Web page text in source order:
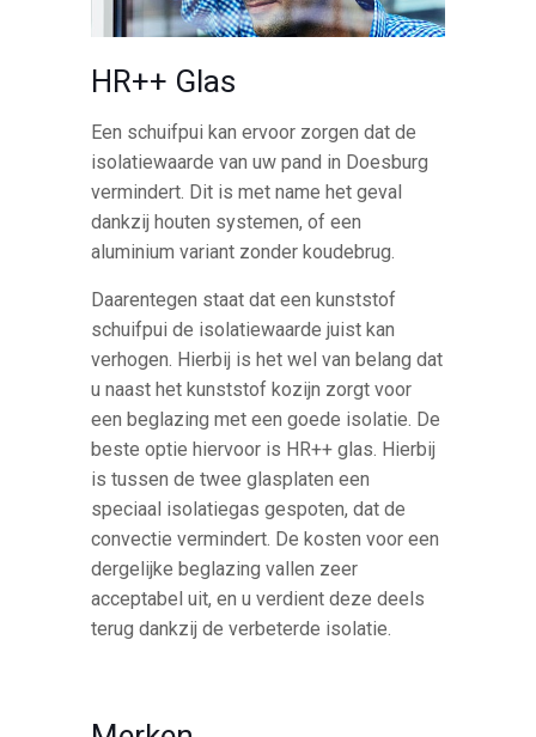
HR++ Glas
Een schuifpui kan ervoor zorgen dat de
isolatiewaarde van uw pand in Doesburg
vermindert. Dit is met name het geval
dankzij houten systemen, of een
aluminium variant zonder koudebrug.
Daarentegen staat dat een kunststof
schuifpui de isolatiewaarde juist kan
verhogen. Hierbij is het wel van belang dat
u naast het kunststof kozijn zorgt voor
een beglazing met een goede isolatie. De
beste optie hiervoor is HR++ glas. Hierbij
is tussen de twee glasplaten een
speciaal isolatiegas gespoten, dat de
convectie vermindert. De kosten voor een
dergelijke beglazing vallen zeer
acceptabel uit, en u verdient deze deels
terug dankzij de verbeterde isolatie.